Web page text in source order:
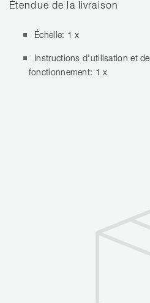
Étendue de la livraison
Échelle: 1 x
Instructions d'utilisation et de
fonctionnement: 1 x